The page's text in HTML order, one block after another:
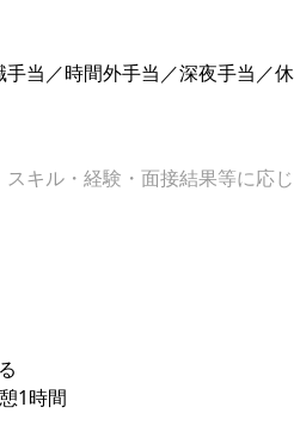
当／時間外手当／深夜手当／
キル・経験・面接結果等に応
1時間